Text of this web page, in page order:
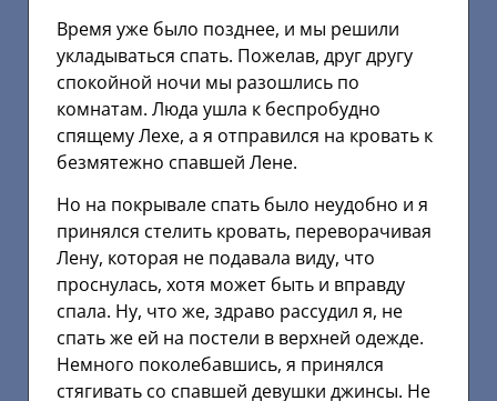
Время уже было позднее, и мы решили
укладываться спать. Пожелав, друг другу
спокойной ночи мы разошлись по
комнатам. Люда ушла к беспробудно
спящему Лехе, а я отправился на кровать к
безмятежно спавшей Лене.
Но на покрывале спать было неудобно и я
принялся стелить кровать, переворачивая
Лену, которая не подавала виду, что
проснулась, хотя может быть и вправду
спала. Ну, что же, здраво рассудил я, не
спать же ей на постели в верхней одежде.
Немного поколебавшись, я принялся
стягивать со спавшей девушки джинсы. Не